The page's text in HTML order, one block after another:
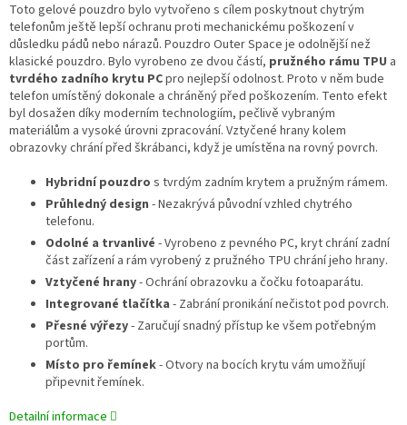
Toto gelové pouzdro bylo vytvořeno s cílem poskytnout chytrým
telefonům ještě lepší ochranu proti mechanickému poškození v
důsledku pádů nebo nárazů. Pouzdro Outer Space je odolnější než
klasické pouzdro. Bylo vyrobeno ze dvou částí, pružného rámu TPU a
tvrdého zadního krytu PCpro nejlepší odolnost. Proto v něm bude
telefon umístěný dokonale a chráněný před poškozením. Tento efekt
byl dosažen díky moderním technologiím, pečlivě vybraným
materiálům a vysoké úrovni zpracování. Vztyčené hrany kolem
obrazovky chrání před škrábanci, když je umístěna na rovný povrch.
Hybridní pouzdro s tvrdým zadním krytem a pružným rámem.
Průhledný design - Nezakrývá původní vzhled chytrého
telefonu.
Odolné a trvanlivé - Vyrobeno z pevného PC, kryt chrání zadní
část zařízení a rám vyrobený z pružného TPU chrání jeho hrany.
Vztyčené hrany- Ochrání obrazovku a čočku fotoaparátu.
Integrované tlačítka - Zabrání pronikání nečistot pod povrch.
Přesné výřezy- Zaručují snadný přístup ke všem potřebným
portům.
Místo pro řemínek- Otvory na bocích krytu vám umožňují
připevnit řemínek.
Detailní informace